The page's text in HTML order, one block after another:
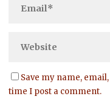
Save my name,
time I post a comment.